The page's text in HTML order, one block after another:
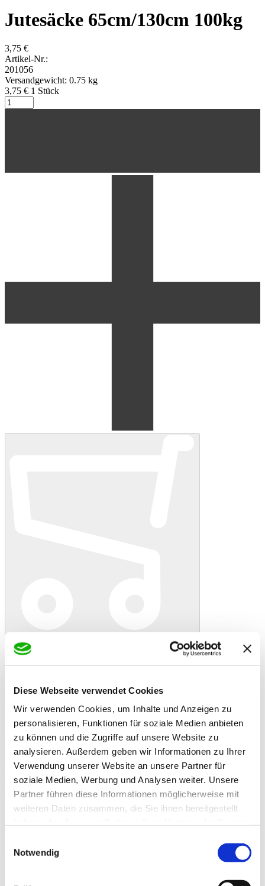
Diese Webseite verwendet Cookies
Wir verwenden Cookies, um Inhalte und Anzeigen zu
personalisieren, Funktionen für soziale Medien anbieten
zu können und die Zugriffe auf unsere Website zu
analysieren. Außerdem geben wir Informationen zu Ihrer
Verwendung unserer Website an unsere Partner für
soziale Medien, Werbung und Analysen weiter. Unsere
Partner führen diese Informationen möglicherweise mit
weiteren Daten zusammen, die Sie ihnen bereitgestellt
Notwendig
Jutesäcke 65cm/130cm 100kg
3,75 €
Artikel-Nr.:
201056
Versandgewicht: 0.75 kg
3,75 € 1 Stück
Bewertung
Jutesäcke 65cm/130cm 100kg
Artikelbeschreibung
eignet sich für:
- Kübelpflanzen überwintern
- Dekoartikel
- vielfältig in Haus und Garten zu verwenden (Geschenke,
Sackhüpfen)
Zusatzinformationen
Zusatzinformationen
Inhaltsstoffe
Hinweis
Bestellungen bis 12 Uhr werden nach Möglichkeit
noch am gleichen Tag versandt.